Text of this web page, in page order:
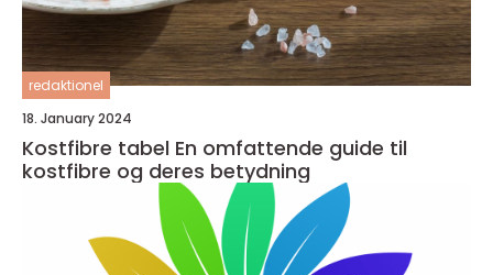
redaktionel
18. January 2024
Kostfibre tabel En omfattende guide til
kostfibre og deres betydning